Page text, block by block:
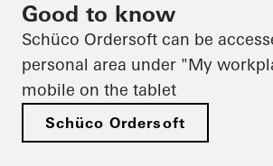
Good to know
Schüco Ordersoft can be
personal area under "My
mobile on the tablet
Schüco Ordersoft